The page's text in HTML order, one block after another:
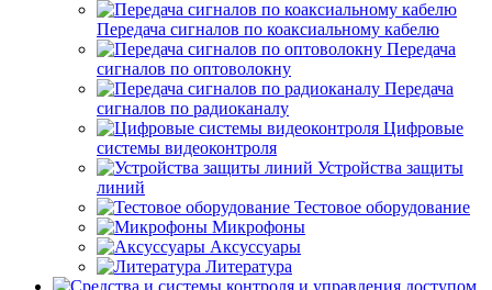
Передача сигналов по коаксиальному кабелю
Передача
сигналов по оптоволокну
Передача
сигналов по радиоканалу
Цифровые
системы видеоконтроля
Устройства защиты
линий
Тестовое оборудование
Микрофоны
Аксуссуары
Литература